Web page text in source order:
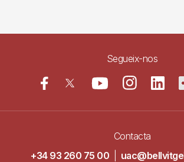
Segueix-nos
Contacta
+34 93 260 75 00